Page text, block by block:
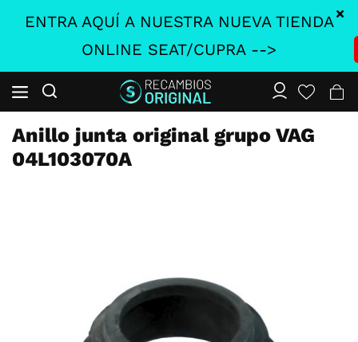
ENTRA AQUÍ A NUESTRA NUEVA TIENDA
ONLINE SEAT/CUPRA -->
Anillo junta original grupo VAG
04L103070A